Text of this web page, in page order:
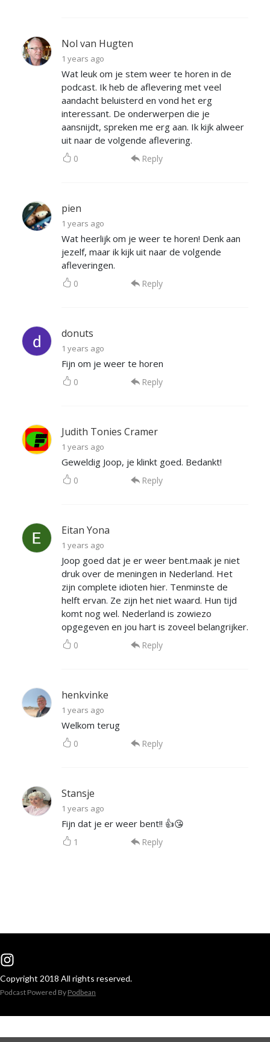
Nol van Hugten
1 years ago
Wat leuk om je stem weer te horen in de
podcast. Ik heb de aflevering met veel
aandacht beluisterd en vond het erg
interessant. De onderwerpen die je
aansnijdt, spreken me erg aan. Ik kijk alweer
uit naar de volgende aflevering.
0 Reply
pien
1 years ago
Wat heerlijk om je weer te horen! Denk aan
jezelf, maar ik kijk uit naar de volgende
afleveringen.
0 Reply
donuts
1 years ago
Fijn om je weer te horen
0 Reply
Judith Tonies Cramer
1 years ago
Geweldig Joop, je klinkt goed. Bedankt!
0 Reply
Eitan Yona
1 years ago
Joop goed dat je er weer bent.maak je niet
druk over de meningen in Nederland. Het
zijn complete idioten hier. Tenminste de
helft ervan. Ze zijn het niet waard. Hun tijd
komt nog wel. Nederland is zowiezo
opgegeven en jou hart is zoveel belangrijker.
0 Reply
henkvinke
1 years ago
Welkom terug
0 Reply
Stansje
1 years ago
Fijn dat je er weer bent!! 👍😘
1 Reply
Copyright 2018 All rights reserved.
Podcast Powered By Podbean